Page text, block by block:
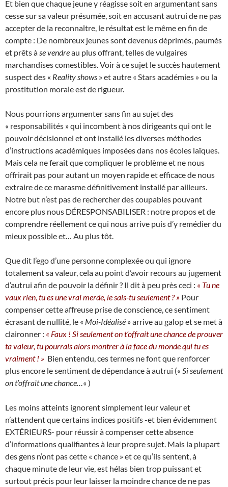
Et bien que chaque jeune y réagisse soit en argumentant sans
cesse sur sa valeur présumée, soit en accusant autrui de ne pas
accepter de la reconnaître, le résultat est le même en fin de
compte : De nombreux jeunes sont devenus déprimés, paumés
et prêts à se vendreau plus offrant, telles de vulgaires
marchandises comestibles. Voir à ce sujet le succès hautement
suspect des « Reality shows » et autre « Stars académies » ou la
prostitution morale est de rigueur.
Nous pourrions argumenter sans fin au sujet des
« responsabilités » qui incombent à nos dirigeants qui ont le
pouvoir décisionnel et ont installé les diverses méthodes
d’instructions académiques imposées dans nos écoles laïques.
Mais cela ne ferait que compliquer le problème et ne nous
offrirait pas pour autant un moyen rapide et efficace de nous
extraire de ce marasme définitivement installé par ailleurs.
Notre but n’est pas de rechercher des coupables pouvant
encore plus nous DÉRESPONSABILISER : notre propos et de
comprendre réellement ce qui nous arrive puis d’y remédier du
mieux possible et… Au plus tôt.
Que dit l’ego d’une personne complexée ou qui ignore
totalement sa valeur, cela au point d’avoir recours au jugement
d’autrui afin de pouvoir la définir ? Il dit à peu près ceci : « Tu ne
vaux rien, tu es une vrai merde, le sais-tu seulement ? » Pour
compenser cette affreuse prise de conscience, ce sentiment
écrasant de nullité, le « Moi-Idéalisé » arrive au galop et se met à
claironner : « Faux ! Si seulement on t’offrait une chance de prouver
ta valeur, tu pourrais alors montrer à la face du monde qui tu es
vraiment ! » Bien entendu, ces termes ne font que renforcer
plus encore le sentiment de dépendance à autrui (« Si seulement
on t’offrait une chance… « )
Les moins atteints ignorent simplement leur valeur et
n’attendent que certains indices positifs -et bien évidemment
EXTÉRIEURS- pour réussir à compenser cette absence
d’informations qualifiantes à leur propre sujet. Mais la plupart
des gens n’ont pas cette « chance » et ce qu’ils sentent, à
chaque minute de leur vie, est hélas bien trop puissant et
surtout précis pour leur laisser la moindre chance de ne pas